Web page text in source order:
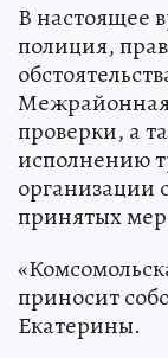
В настоящее
полиция,
Межрайонная
проверки, а
исполнению
организации
принятых мер
приносит
Екатерины.